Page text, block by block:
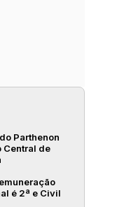
Parthenon
Central de
é 2ª e Civil